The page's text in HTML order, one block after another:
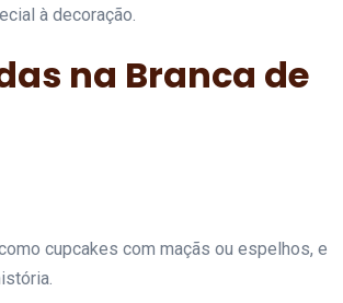
à decoração.
na Branca de
cupcakes com maçãs ou espelhos, e